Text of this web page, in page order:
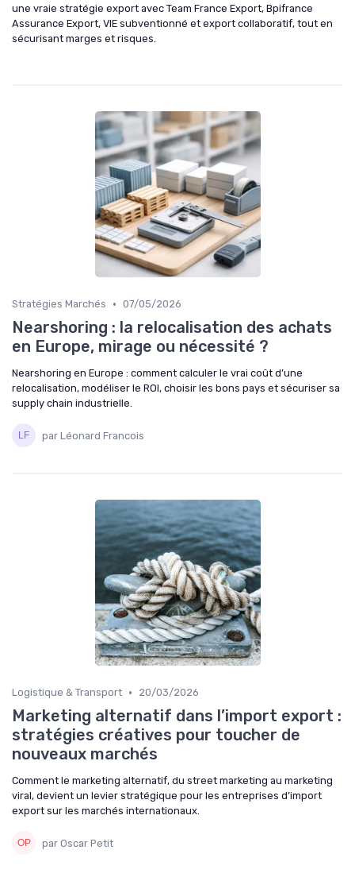
une vraie stratégie export avec Team France Export, Bpifrance
Assurance Export, VIE subventionné et export collaboratif, tout en
sécurisant marges et risques.
Stratégies Marchés • 07/05/2026
Nearshoring : la relocalisation des achats
en Europe, mirage ou nécessité ?
Nearshoring en Europe : comment calculer le vrai coût d’une
relocalisation, modéliser le ROI, choisir les bons pays et sécuriser sa
supply chain industrielle.
par Léonard Francois
Logistique & Transport • 20/03/2026
Marketing alternatif dans l’import export :
stratégies créatives pour toucher de
nouveaux marchés
Comment le marketing alternatif, du street marketing au marketing
viral, devient un levier stratégique pour les entreprises d’import
export sur les marchés internationaux.
par Oscar Petit